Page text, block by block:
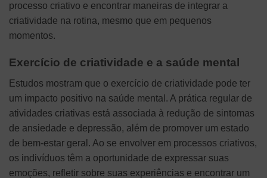
processo criativo e encontrar maneiras de integrar a
criatividade na rotina, mesmo que em pequenos
momentos.
Exercício de criatividade e a saúde mental
Estudos mostram que o exercício de criatividade pode ter
um impacto positivo na saúde mental. A prática regular de
atividades criativas está associada à redução de sintomas
de ansiedade e depressão, além de promover um estado
de bem-estar geral. Ao se envolver em processos criativos,
os indivíduos têm a oportunidade de expressar suas
emoções, refletir sobre suas experiências e encontrar um